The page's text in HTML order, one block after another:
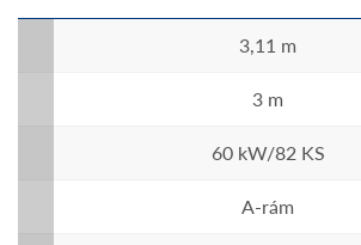
3,11 m
3 m
60 kW/82 KS
A-rám